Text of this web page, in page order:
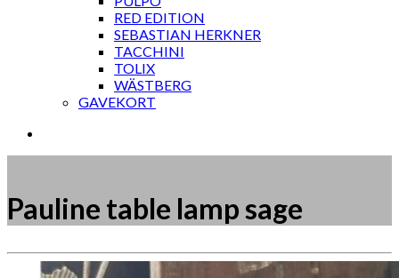
RED EDITION
SEBASTIAN HERKNER
TACCHINI
TOLIX
WÄSTBERG
GAVEKORT
Pauline table lamp sage
Måske kunne nogle af disse produkter have din